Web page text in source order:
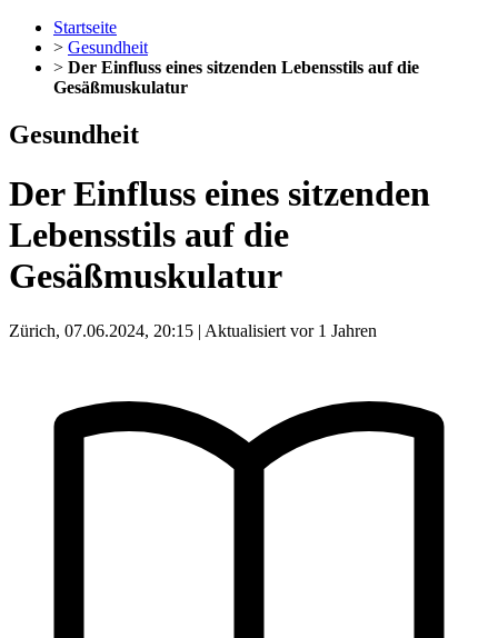
Startseite
> Gesundheit
> Der Einfluss eines sitzenden Lebensstils auf die
Gesäßmuskulatur
Gesundheit
Der Einfluss eines sitzenden
Lebensstils auf die
Gesäßmuskulatur
Zürich, 07.06.2024, 20:15 | Aktualisiert vor 1 Jahren